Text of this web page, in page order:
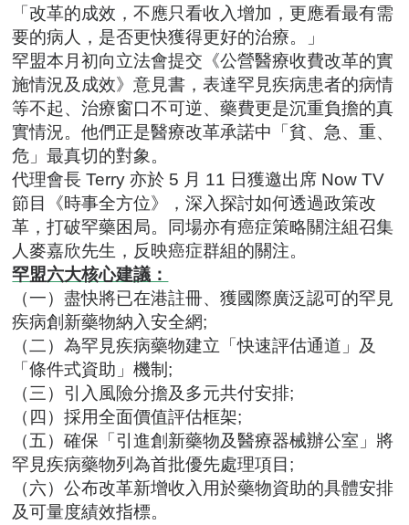
「改革的成效，不應只看收入增加，更應看最有需
要的病人，是否更快獲得更好的治療。」
罕盟本月初向立法會提交《公營醫療收費改革的實
施情況及成效》意見書，表達罕見疾病患者的病情
等不起、治療窗口不可逆、藥費更是沉重負擔的真
實情況。他們正是醫療改革承諾中「貧、急、重、
危」最真切的對象。
代理會長 Terry 亦於 5 月 11 日獲邀出席 Now TV
節目《時事全方位》，深入探討如何透過政策改
革，打破罕藥困局。同場亦有癌症策略關注組召集
人麥嘉欣先生，反映癌症群組的關注。
罕盟六大核心建議：
（一）盡快將已在港註冊、獲國際廣泛認可的罕見
疾病創新藥物納入安全網;
（二）為罕見疾病藥物建立「快速評估通道」及
「條件式資助」機制;
（三）引入風險分擔及多元共付安排;
（四）採用全面價值評估框架;
（五）確保「引進創新藥物及醫療器械辦公室」將
罕見疾病藥物列為首批優先處理項目;
（六）公布改革新增收入用於藥物資助的具體安排
及可量度績效指標。